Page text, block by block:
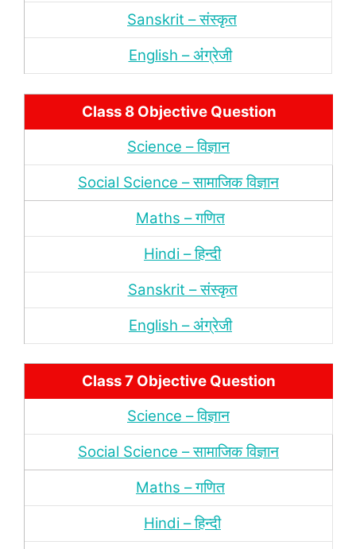
Sanskrit – संस्‍कृत
English – अंंग्रेजी
Class 8 Objective Question
Science – विज्ञान
Social Science – सामाजिक विज्ञान
Maths – गणित
Hindi – हिन्‍दी
Sanskrit – संस्‍कृत
English – अंंग्रेजी
Class 7 Objective Question
Science – विज्ञान
Social Science – सामाजिक विज्ञान
Maths – गणित
Hindi – हिन्‍दी